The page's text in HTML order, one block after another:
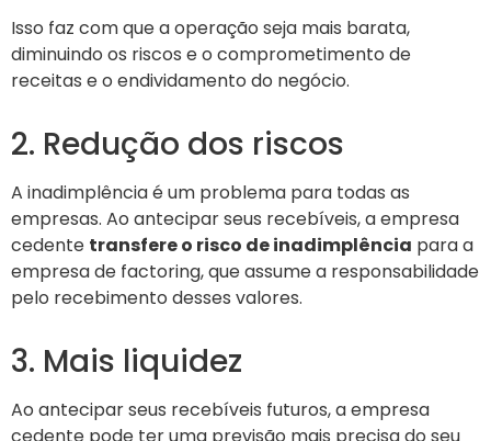
Isso faz com que a operação seja mais barata,
diminuindo os riscos e o comprometimento de
receitas e o endividamento do negócio.
2. Redução dos riscos
A inadimplência é um problema para todas as
empresas. Ao antecipar seus recebíveis, a empresa
cedente transfere o risco de inadimplência para a
empresa de factoring, que assume a responsabilidade
pelo recebimento desses valores.
3. Mais liquidez
Ao antecipar seus recebíveis futuros, a empresa
cedente pode ter uma previsão mais precisa do seu